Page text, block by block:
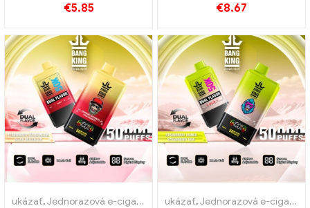
€5.85
chute
€8.67
ukázať,Jednorazová e-cigareta s nikotínom ,Jednorazové e-
ukázať,Jednorazová e-cigareta s nikotínom